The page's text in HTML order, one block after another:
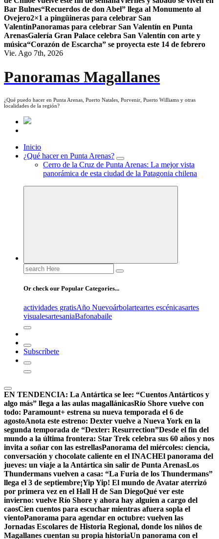
Bar Bulnes“Recuerdos de don Abel” llega al Monumento al
Ovejero2×1 a pingüineras para celebrar San
ValentínPanoramas para celebrar San Valentín en Punta
ArenasGalería Gran Palace celebra San Valentín con arte y
música“Corazón de Escarcha” se proyecta este 14 de febrero
Vie. Ago 7th, 2026
Panoramas Magallanes
¿Qué puedo hacer en Punta Arenas, Puerto Natales, Porvenir, Puerto Williams y otras
localidades de la región?
Inicio
¿Qué hacer en Punta Arenas?
Cerro de la Cruz de Punta Arenas: La mejor vista
panorámica de esta ciudad de la Patagonia chilena
Search
for:
Or check our Popular Categories...
actividades gratisAño Nuevoárbolarteartes escénicasartes
visualesartesaniaBafonabaile
Subscríbete
EN TENDENCIA: La Antártica se lee: “Cuentos Antárticos y
algo más” llega a las aulas magallánicasRío Shore vuelve con
todo: Paramount+ estrena su nueva temporada el 6 de
agostoAnota este estreno: Dexter vuelve a Nueva York en la
segunda temporada de “Dexter: Resurrection”Desde el fin del
mundo a la última frontera: Star Trek celebra sus 60 años y nos
invita a soñar con las estrellasPanorama del miércoles: ciencia,
conversación y chocolate caliente en el INACHEl panorama del
jueves: un viaje a la Antártica sin salir de Punta ArenasLos
Thundermans vuelven a casa: “La Furia de los Thundermans”
llega el 3 de septiembre¡Yip Yip! El mundo de Avatar aterrizó
por primera vez en el Hall H de San DiegoQué ver este
invierno: vuelve Río Shore y ahora hay alguien a cargo del
caosCien cuentos para escuchar mientras afuera sopla el
vientoPanorama para agendar en octubre: vuelven las
Jornadas Escolares de Historia Regional, donde los niños de
Magallanes cuentan su propia historiaUn panorama con el